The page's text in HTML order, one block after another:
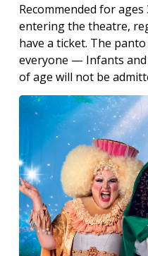
Recommended for
entering the theatre,
have a ticket. The
everyone — Infants
of age will not be